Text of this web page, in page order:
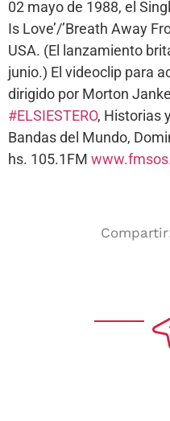
02 mayo de 1988, el
Is Love’/’Breath Away
USA. (El lanzamiento
junio.) El videoclip para
dirigido por Morton
#ELSIESTERO, Historias
Bandas del Mundo,
hs. 105.1FM